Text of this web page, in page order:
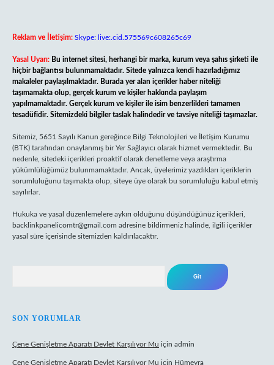
Reklam ve İletişim: Skype: live:.cid.575569c608265c69
Yasal Uyarı: Bu internet sitesi, herhangi bir marka, kurum veya şahıs şirketi ile
hiçbir bağlantısı bulunmamaktadır. Sitede yalnızca kendi hazırladığımız
makaleler paylaşılmaktadır. Burada yer alan içerikler haber niteliği
taşımamakta olup, gerçek kurum ve kişiler hakkında paylaşım
yapılmamaktadır. Gerçek kurum ve kişiler ile isim benzerlikleri tamamen
tesadüfidir. Sitemizdeki bilgiler taslak halindedir ve tavsiye niteliği taşımazlar.
Sitemiz, 5651 Sayılı Kanun gereğince Bilgi Teknolojileri ve İletişim Kurumu
(BTK) tarafından onaylanmış bir Yer Sağlayıcı olarak hizmet vermektedir. Bu
nedenle, sitedeki içerikleri proaktif olarak denetleme veya araştırma
yükümlülüğümüz bulunmamaktadır. Ancak, üyelerimiz yazdıkları içeriklerin
sorumluluğunu taşımakta olup, siteye üye olarak bu sorumluluğu kabul etmiş
sayılırlar.
Hukuka ve yasal düzenlemelere aykırı olduğunu düşündüğünüz içerikleri,
backlinkpanelicomtr@gmail.com adresine bildirmeniz halinde, ilgili içerikler
yasal süre içerisinde sitemizden kaldırılacaktır.
SON YORUMLAR
Çene Genişletme Aparatı Devlet Karşılıyor Mu için admin
Çene Genişletme Aparatı Devlet Karşılıyor Mu için Hümeyra